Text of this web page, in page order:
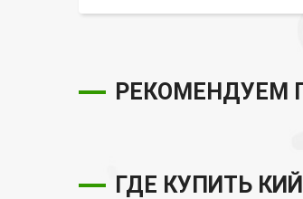
РЕКОМЕНДУЕМ
ГДЕ КУПИТЬ